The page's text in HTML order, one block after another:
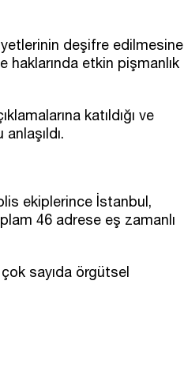
deşifre edilmesine
etkin pişmanlık
katıldığı ve
ekiplerince İstanbul,
46 adrese eş zamanlı
sayıda örgütsel